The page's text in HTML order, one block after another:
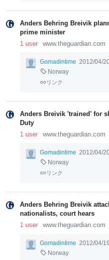
Anders Behring Breivik
prime minister
1 user
www.theguardian.com
Gomadintime 2012/04/
Norway
リンク
Anders Breivik 'trained' for
Duty
1 user
www.theguardian.com
Gomadintime 2012/04/
Norway
リンク
Anders Behring Breivik
nationalists, court hears
1 user
www.theguardian.com
Gomadintime 2012/04/19
Norway